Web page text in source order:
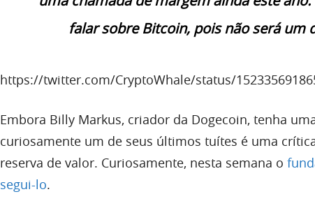
falar sobre Bitcoin, pois não será um
https://twitter.com/CryptoWhale/status/
Embora Billy Markus, criador da Dogecoin, tenha
curiosamente um de seus últimos tuítes é uma
reserva de valor. Curiosamente, nesta semana o
segui-lo.